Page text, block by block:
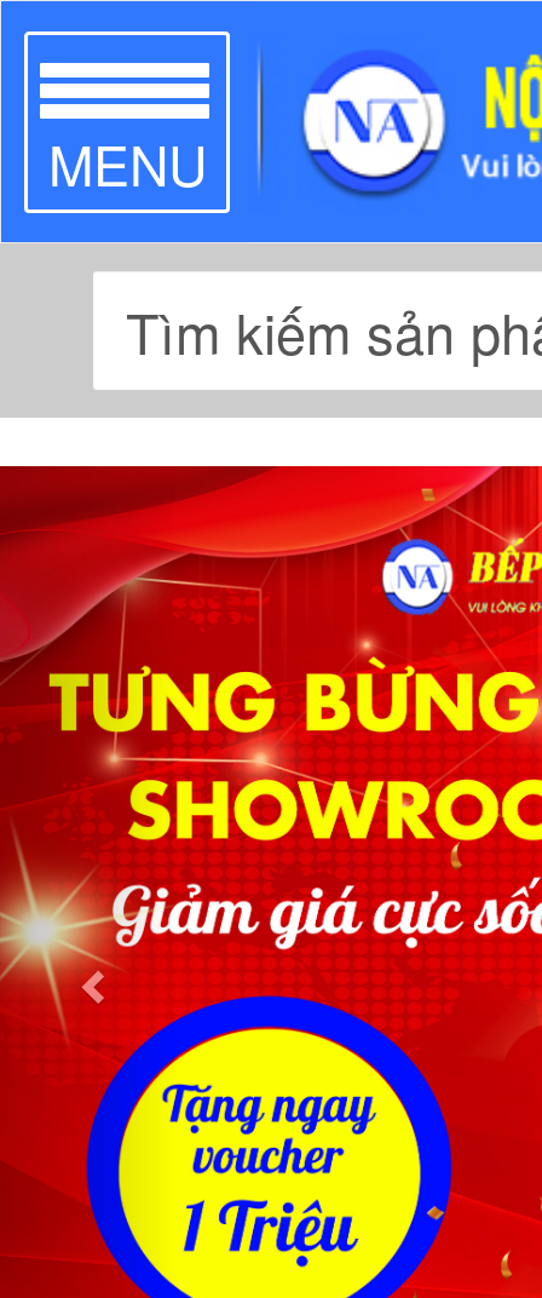
TOGGLE
NAVIGATION
MENU